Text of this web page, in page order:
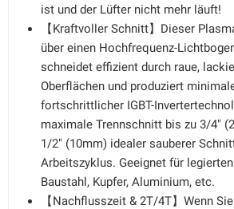
ist und der Lüfter nicht mehr läuft!
【Kraftvoller Schnitt】Dieser
über einen Hochfrequenz-
schneidet effizient durch raue,
Oberflächen und produziert
fortschrittlicher IGBT-
maximale Trennschnitt bis zu 3/4"
1/2" (10mm) idealer sauberer
Arbeitszyklus. Geeignet für
Baustahl, Kupfer, Aluminium, etc.
【Nachflusszeit & 2T/4T】Wenn